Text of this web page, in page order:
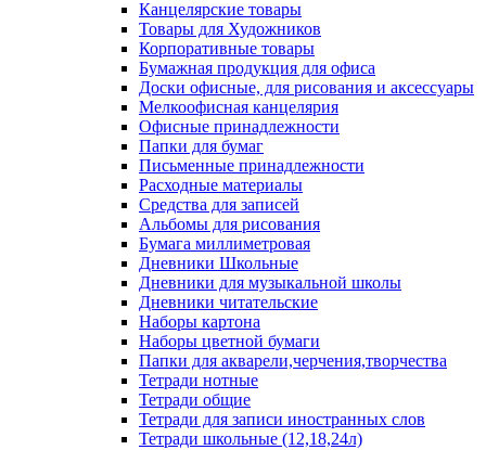
Канцелярские товары
Товары для Художников
Корпоративные товары
Бумажная продукция для офиса
Доски офисные, для рисования и аксессуары
Мелкоофисная канцелярия
Офисные принадлежности
Папки для бумаг
Письменные принадлежности
Расходные материалы
Средства для записей
Альбомы для рисования
Бумага миллиметровая
Дневники Школьные
Дневники для музыкальной школы
Дневники читательские
Наборы картона
Наборы цветной бумаги
Папки для акварели,черчения,творчества
Тетради нотные
Тетради общие
Тетради для записи иностранных слов
Тетради школьные (12,18,24л)